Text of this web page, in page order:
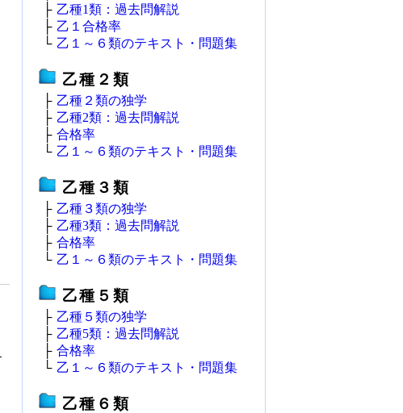
├ 乙種1類：過去問解説
├ 乙１合格率
└ 乙１～６類のテキスト・問題集
乙種２類
├ 乙種２類の独学
├ 乙種2類：過去問解説
├ 合格率
└ 乙１～６類のテキスト・問題集
乙種３類
├ 乙種３類の独学
├ 乙種3類：過去問解説
├ 合格率
└ 乙１～６類のテキスト・問題集
乙種５類
├ 乙種５類の独学
├ 乙種5類：過去問解説
├ 合格率
└ 乙１～６類のテキスト・問題集
乙種６類